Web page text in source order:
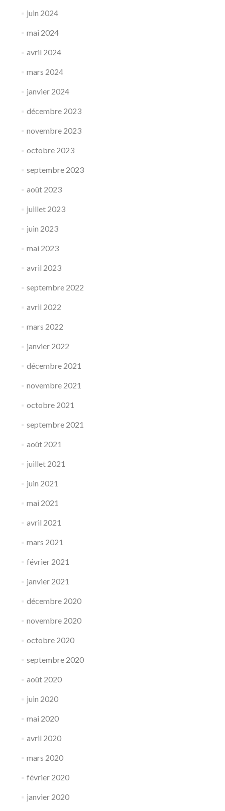
juin 2024
mai 2024
avril 2024
mars 2024
janvier 2024
décembre 2023
novembre 2023
octobre 2023
septembre 2023
août 2023
juillet 2023
juin 2023
mai 2023
avril 2023
septembre 2022
avril 2022
mars 2022
janvier 2022
décembre 2021
novembre 2021
octobre 2021
septembre 2021
août 2021
juillet 2021
juin 2021
mai 2021
avril 2021
mars 2021
février 2021
janvier 2021
décembre 2020
novembre 2020
octobre 2020
septembre 2020
août 2020
juin 2020
mai 2020
avril 2020
mars 2020
février 2020
janvier 2020